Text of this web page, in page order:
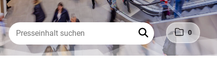
0